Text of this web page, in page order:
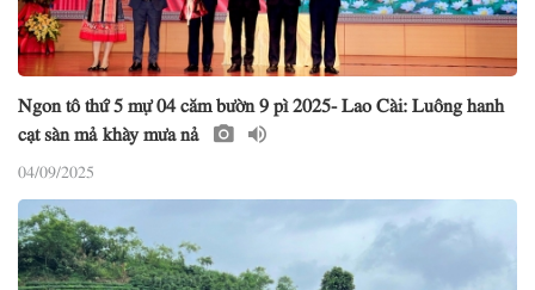
Ngon tô thứ 5 mự 04 căm bườn 9 pì 2025- Lao Cài: Luông hanh
cạt sàn mả khày mưa nả
04/09/2025